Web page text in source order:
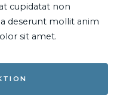
cupidatat non
deserunt mollit anim
sit amet.